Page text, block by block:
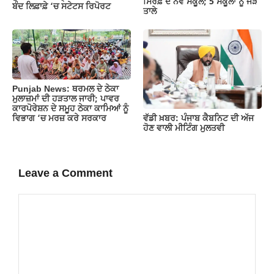
ਬੰਦ ਲਿਫ਼ਾਫ਼ੇ ‘ਚ ਸਟੇਟਸ ਰਿਪੋਰਟ
ਤਾਲੇ
Punjab News: ਥਰਮਲ ਦੇ ਠੇਕਾ
ਮੁਲਾਜ਼ਮਾਂ ਦੀ ਹੜਤਾਲ ਜਾਰੀ; ਪਾਵਰ
ਕਾਰਪੋਰੇਸ਼ਨ ਦੇ ਸਮੂਹ ਠੇਕਾ ਕਾਮਿਆਂ ਨੂੰ
ਵਿਭਾਗ ‘ਚ ਮਰਜ਼ ਕਰੇ ਸਰਕਾਰ
ਵੱਡੀ ਖ਼ਬਰ: ਪੰਜਾਬ ਕੈਬਨਿਟ ਦੀ ਅੱਜ
ਹੋਣ ਵਾਲੀ ਮੀਟਿੰਗ ਮੁਲਤਵੀ
Leave a Comment